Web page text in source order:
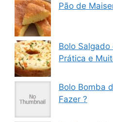
Pão de
Bolo
Prática e
Bolo Bomba
Fazer ?